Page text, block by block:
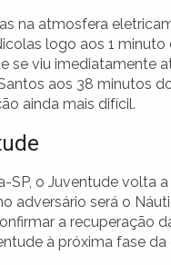
na atmosfera
logo aos 1
se viu imediatamente
aos 38 minutos
ainda mais difícil.
o Juventude volta
adversário será o
a recuperação
à próxima fase